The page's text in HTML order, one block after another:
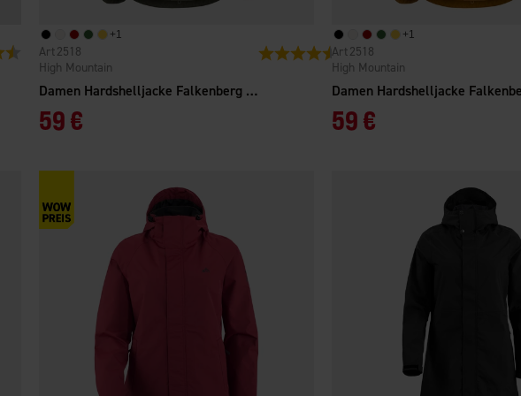
4.6 von 5 Sternen
+1
Damen Hardshelljacke Falkenberg 2.0 WP
High Mountain
2518
59 €
Bewertung: 4.3 von 5 Sternen
+1
High Mountain
2518
59 €